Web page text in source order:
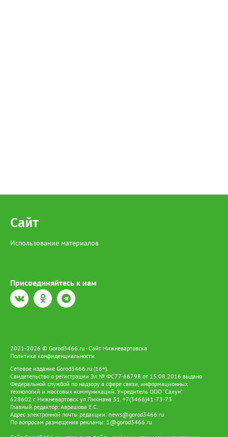
Сайт
Использование материалов
Присоединяйтесь к нам
2021-2026 © Gorod3466.ru - Сайт Нижневартовска
Политика конфиденциальности
Сетевое издание Gorod3466.ru (16+).
Свидетельство о регистрации Эл № ФС77-66798 от 15.08.2016 выдано
Федеральной службой по надзору в сфере связи, информационных
технологий и массовых коммуникаций. Учредитель ООО "Салун"
628602 г. Нижневартовск ул.Пикмана 31. +7(3466)41-73-73
Главный редактор: Аврашова Е.С.
Адрес электронной почты редакции: news@gorod3466.ru
По вопросам размещения рекламы: 1@gorod3466.ru